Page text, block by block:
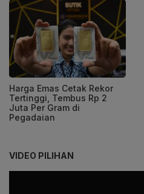
Harga Emas Cetak Rekor
Tertinggi, Tembus Rp 2
Juta Per Gram di
Pegadaian
VIDEO PILIHAN